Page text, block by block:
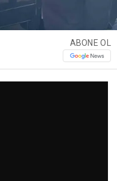
ABONE OL